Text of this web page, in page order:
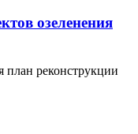
озеленения
план реконструкции